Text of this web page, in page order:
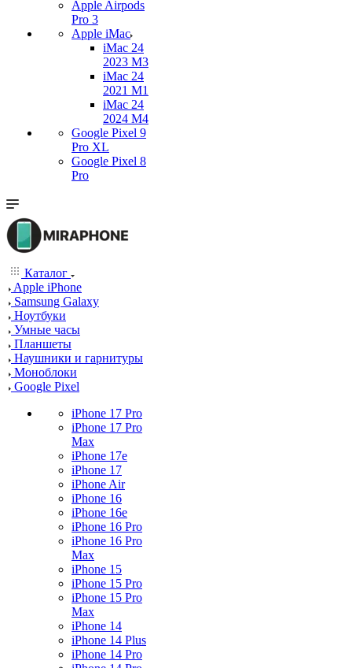
Apple Airpods
Pro 3
Apple iMac
iMac 24
2023 M3
iMac 24
2021 M1
iMac 24
2024 M4
Google Pixel 9
Pro XL
Google Pixel 8
Pro
Каталог
Apple iPhone
Samsung Galaxy
Ноутбуки
Умные часы
Планшеты
Наушники и гарнитуры
Моноблоки
Google Pixel
iPhone 17 Pro
iPhone 17 Pro
Max
iPhone 17e
iPhone 17
iPhone Air
iPhone 16
iPhone 16e
iPhone 16 Pro
iPhone 16 Pro
Max
iPhone 15
iPhone 15 Pro
iPhone 15 Pro
Max
iPhone 14
iPhone 14 Plus
iPhone 14 Pro